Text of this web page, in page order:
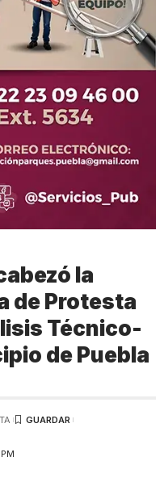
la
de Protesta
Técnico-
de Puebla